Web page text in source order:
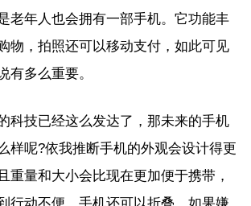
老年人也会拥有一部手机。它功能丰
物，拍照还可以移动支付，如此可见
有多么重要。
科技已经这么发达了，那未来的手机
样呢?依我推断手机的外观会设计得更
重量和大小会比现在更加便于携带，